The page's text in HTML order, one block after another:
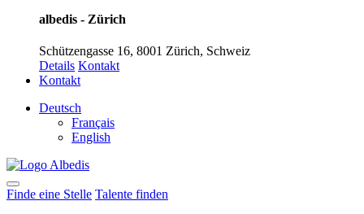
albedis - Zürich
Schützengasse 16, 8001 Zürich, Schweiz
Details Kontakt
Kontakt
Deutsch
Français
English
Finde eine Stelle Talente finden